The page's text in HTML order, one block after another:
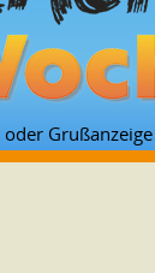
Zum
Inhalt
oder